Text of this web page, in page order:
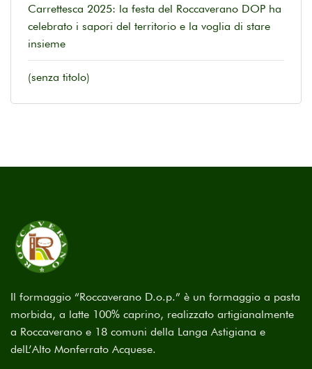
Carrettesca 2025: la festa del Roccaverano DOP ha
celebrato i sapori del territorio e la voglia di stare
insieme
(senza titolo)
Il formaggio “Roccaverano D.o.p.” è un formaggio a pasta
morbida, a latte 100% caprino, realizzato artigianalmente
a Roccaverano e 18 comuni della Langa Astigiana e
delL’Alto Monferrato Acquese.